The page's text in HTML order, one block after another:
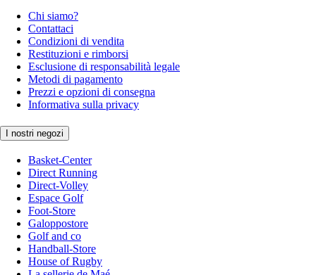
Chi siamo?
Contattaci
Condizioni di vendita
Restituzioni e rimborsi
Esclusione di responsabilità legale
Metodi di pagamento
Prezzi e opzioni di consegna
Informativa sulla privacy
I nostri negozi
Basket-Center
Direct Running
Direct-Volley
Espace Golf
Foot-Store
Galoppostore
Golf and co
Handball-Store
House of Rugby